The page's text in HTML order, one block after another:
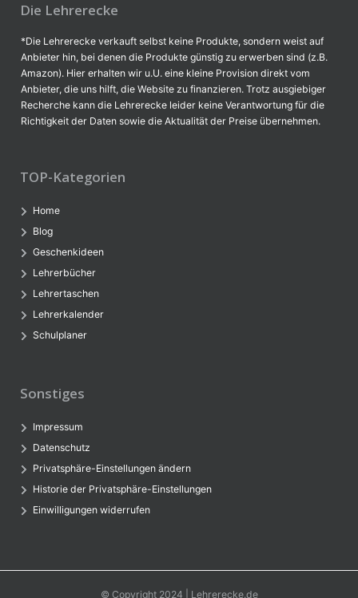
Die Lehrerecke
*Die Lehrerecke verkauft selbst keine Produkte, sondern weist auf
Anbieter hin, bei denen die Produkte günstig zu erwerben sind (z.B.
Amazon). Hier erhalten wir u.U. eine kleine Provision direkt vom
Anbieter, die uns hilft, die Website zu finanzieren. Trotz ausgiebiger
Recherche kann die Lehrerecke leider keine Verantwortung für die
Richtigkeit der Daten sowie die Aktualität der Preise übernehmen.
TOP-Kategorien
Home
Blog
Geschenkideen
Lehrerbücher
Lehrertaschen
Lehrerkalender
Schulplaner
Sonstiges
Impressum
Datenschutz
Privatsphäre-Einstellungen ändern
Historie der Privatsphäre-Einstellungen
Einwilligungen widerrufen
© Copyright 2024 | Lehrerecke.de